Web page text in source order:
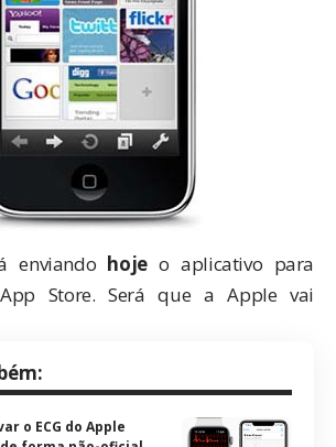
enviando hojeo aplicativo para
Store. Será que a Apple vai
o ECG do Apple